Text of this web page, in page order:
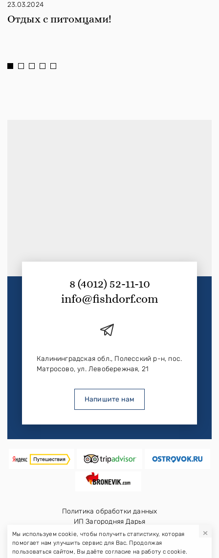
23.03.2024
Отдых с питомцами!
8 (4012) 52-11-10
info@fishdorf.com
Калининградская обл., Полесский р-н, пос.
Матросово, ул. Левобережная, 21
Напишите нам
Политика обработки данных
ИП Загородняя Дарья
ИНН: 390000501806
Мы используем cookie, чтобы получить статистику, которая
помогает нам улучшить сервис для Вас. Продолжая
пользоваться сайтом, Вы даёте согласие на работу с cookie.
×